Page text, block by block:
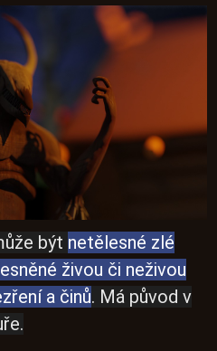
být netělesné zlé
živou či neživou
a činů. Má původ v